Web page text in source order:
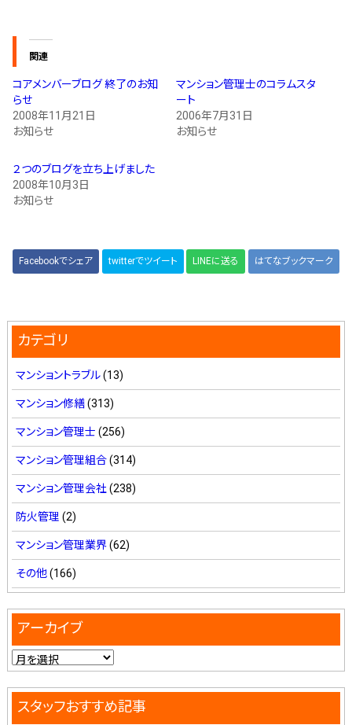
関連
コアメンバーブログ 終了のお知
らせ
2008年11月21日
お知らせ
マンション管理士のコラムスタ
ート
2006年7月31日
お知らせ
２つのブログを立ち上げました
2008年10月3日
お知らせ
Facebookでシェア twitterでツイート LINEに送る はてなブックマーク
カテゴリ
マンショントラブル(13)
マンション修繕(313)
マンション管理士 (256)
マンション管理組合(314)
マンション管理会社 (238)
防火管理 (2)
マンション管理業界(62)
その他(166)
アーカイブ
スタッフおすすめ記事
実績・お客様の声
よくあるご質問
コラム